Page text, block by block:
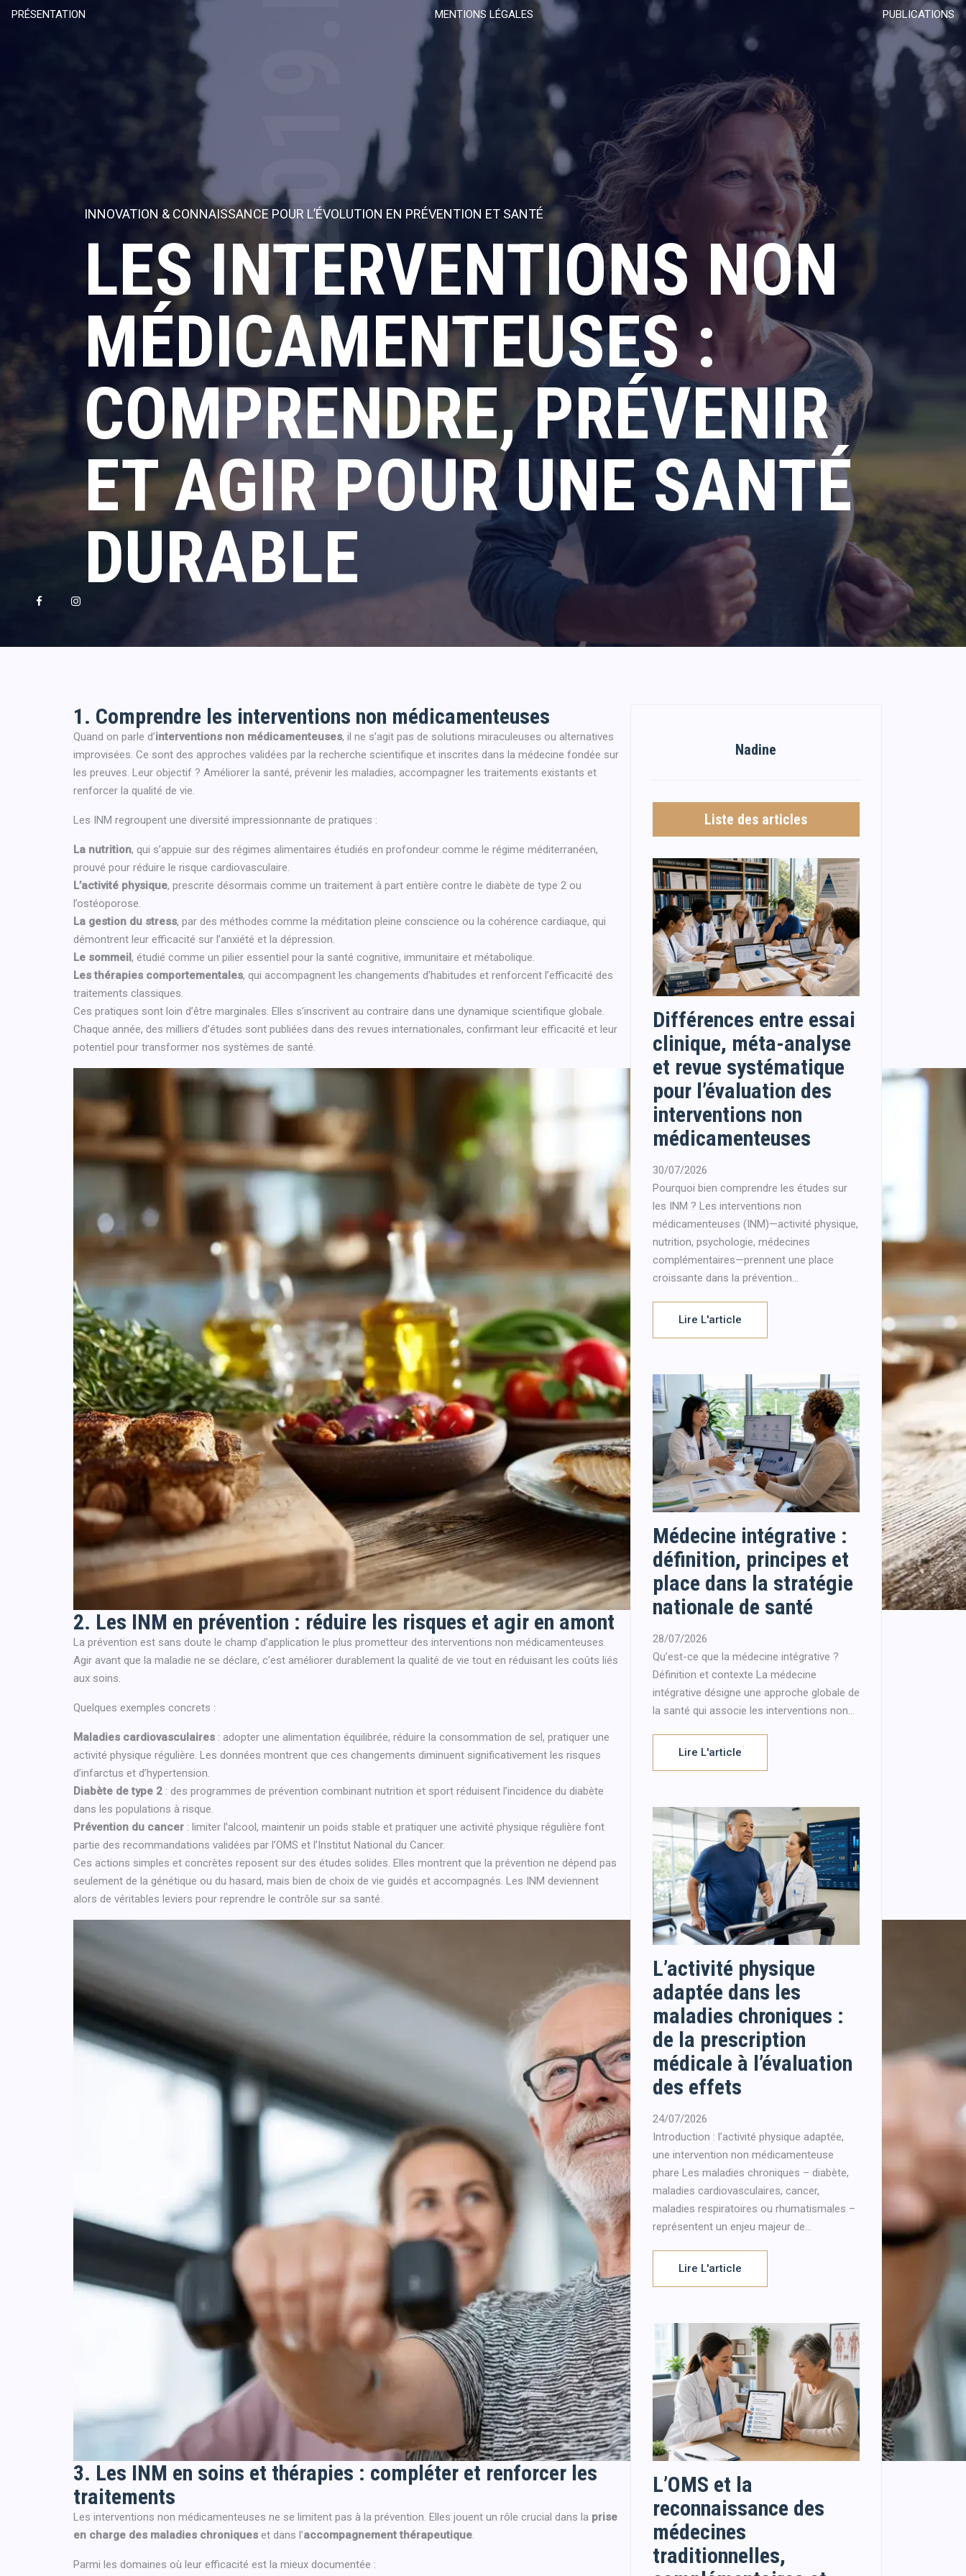
PRÉSENTATION MENTIONS LÉGALES PUBLICATIONS
ICEPS2019.FR
INNOVATION & CONNAISSANCE POUR L’ÉVOLUTION EN PRÉVENTION ET SANTÉ
LES INTERVENTIONS NON
MÉDICAMENTEUSES :
COMPRENDRE, PRÉVENIR
ET AGIR POUR UNE SANTÉ
DURABLE
1. Comprendre les interventions non médicamenteuses
Quand on parle d’interventions non médicamenteuses, il ne s’agit pas de solutions miraculeuses ou alternatives
improvisées. Ce sont des approches validées par la recherche scientifique et inscrites dans la médecine fondée sur
les preuves. Leur objectif ? Améliorer la santé, prévenir les maladies, accompagner les traitements existants et
renforcer la qualité de vie.
Les INM regroupent une diversité impressionnante de pratiques :
La nutrition, qui s’appuie sur des régimes alimentaires étudiés en profondeur comme le régime méditerranéen,
prouvé pour réduire le risque cardiovasculaire.
L’activité physique, prescrite désormais comme un traitement à part entière contre le diabète de type 2 ou
l’ostéoporose.
La gestion du stress, par des méthodes comme la méditation pleine conscience ou la cohérence cardiaque, qui
démontrent leur efficacité sur l’anxiété et la dépression.
Le sommeil, étudié comme un pilier essentiel pour la santé cognitive, immunitaire et métabolique.
Les thérapies comportementales, qui accompagnent les changements d’habitudes et renforcent l’efficacité des
traitements classiques.
Ces pratiques sont loin d’être marginales. Elles s’inscrivent au contraire dans une dynamique scientifique globale.
Chaque année, des milliers d’études sont publiées dans des revues internationales, confirmant leur efficacité et leur
potentiel pour transformer nos systèmes de santé.
2. Les INM en prévention : réduire les risques et agir en amont
La prévention est sans doute le champ d’application le plus prometteur des interventions non médicamenteuses.
Agir avant que la maladie ne se déclare, c’est améliorer durablement la qualité de vie tout en réduisant les coûts liés
aux soins.
Quelques exemples concrets :
Maladies cardiovasculaires : adopter une alimentation équilibrée, réduire la consommation de sel, pratiquer une
activité physique régulière. Les données montrent que ces changements diminuent significativement les risques
d’infarctus et d’hypertension.
Diabète de type 2 : des programmes de prévention combinant nutrition et sport réduisent l’incidence du diabète
dans les populations à risque.
Prévention du cancer : limiter l’alcool, maintenir un poids stable et pratiquer une activité physique régulière font
partie des recommandations validées par l’OMS et l’Institut National du Cancer.
Ces actions simples et concrètes reposent sur des études solides. Elles montrent que la prévention ne dépend pas
seulement de la génétique ou du hasard, mais bien de choix de vie guidés et accompagnés. Les INM deviennent
alors de véritables leviers pour reprendre le contrôle sur sa santé.
3. Les INM en soins et thérapies : compléter et renforcer les
traitements
Les interventions non médicamenteuses ne se limitent pas à la prévention. Elles jouent un rôle crucial dans la prise
en charge des maladies chroniques et dans l’accompagnement thérapeutique.
Parmi les domaines où leur efficacité est la mieux documentée :
Nadine
Liste des articles
Différences entre essai
clinique, méta-analyse
et revue systématique
pour l’évaluation des
interventions non
médicamenteuses
30/07/2026
Pourquoi bien comprendre les études sur
les INM ? Les interventions non
médicamenteuses (INM)—activité physique,
nutrition, psychologie, médecines
complémentaires—prennent une place
croissante dans la prévention...
Lire L'article
Médecine intégrative :
définition, principes et
place dans la stratégie
nationale de santé
28/07/2026
Qu’est-ce que la médecine intégrative ?
Définition et contexte La médecine
intégrative désigne une approche globale de
la santé qui associe les interventions non...
Lire L'article
L’activité physique
adaptée dans les
maladies chroniques :
de la prescription
médicale à l’évaluation
des effets
24/07/2026
Introduction : l’activité physique adaptée,
une intervention non médicamenteuse
phare Les maladies chroniques – diabète,
maladies cardiovasculaires, cancer,
maladies respiratoires ou rhumatismales –
représentent un enjeu majeur de...
Lire L'article
L’OMS et la
reconnaissance des
médecines
traditionnelles,